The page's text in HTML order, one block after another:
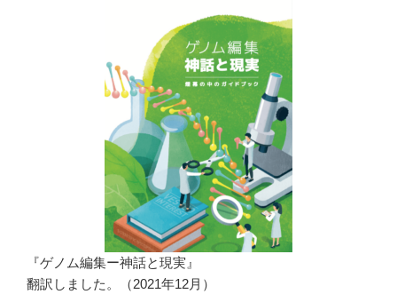
『ゲノム編集ー神話と現実』
翻訳しました。（2021年12月）